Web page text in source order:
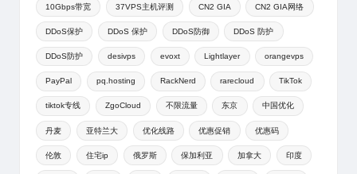
10Gbps带宽 37VPS主机评测 CN2 GIA CN2 GIA网络
DDoS保护 DDoS 保护 DDoS防御 DDoS 防护
DDoS防护 desivps evoxt Lightlayer orangevps
PayPal pq.hosting RackNerd rarecloud TikTok
tiktok专线 ZgoCloud 不限流量 东京 中国优化
丹麦 亚特兰大 优化线路 优惠促销 优惠码
伦敦 住宅ip 俄罗斯 保加利亚 加拿大 印度